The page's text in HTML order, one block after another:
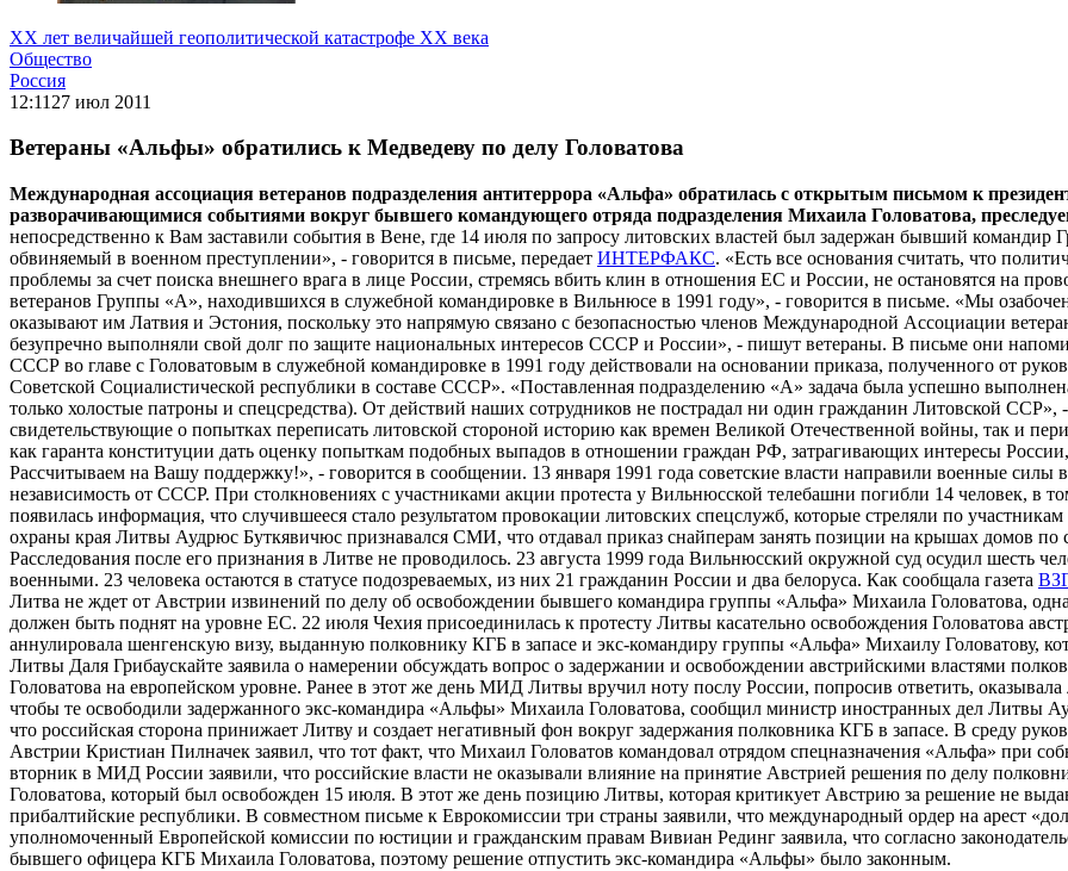
ХХ лет величайшей геополитической катастрофе ХХ века
Общество
Россия
12:11 27 июл 2011
Ветераны «Альфы» обратились к Медведеву по делу Головатова
Международная ассоциация ветеранов подразделения антитеррора «Альфа» обратилась с открытым письмом к
разворачивающимися событиями вокруг бывшего командующего отряда подразделения Михаила Головатова,
непосредственно к Вам заставили события в Вене, где 14 июля по запросу литовских властей был задержан бывший командир
обвиняемый в военном преступлении», - говорится в письме, передает ИНТЕРФАКС. «Есть все основания считать, что
проблемы за счет поиска внешнего врага в лице России, стремясь вбить клин в отношения ЕС и России, не остановятся на
ветеранов Группы «А», находившихся в служебной командировке в Вильнюсе в 1991 году», - говорится в письме. «Мы
оказывают им Латвия и Эстония, поскольку это напрямую связано с безопасностью членов Международной Ассоциации
безупречно выполняли свой долг по защите национальных интересов СССР и России», - пишут ветераны. В письме они
СССР во главе с Головатовым в служебной командировке в 1991 году действовали на основании приказа, полученного от
Советской Социалистической республики в составе СССР». «Поставленная подразделению «А» задача была успешно
только холостые патроны и спецсредства). От действий наших сотрудников не пострадал ни один гражданин Литовской
свидетельствующие о попытках переписать литовской стороной историю как времен Великой Отечественной войны, так и
как гаранта конституции дать оценку попыткам подобных выпадов в отношении граждан РФ, затрагивающих интересы
Рассчитываем на Вашу поддержку!», - говорится в сообщении. 13 января 1991 года советские власти направили военные силы
независимость от СССР. При столкновениях с участниками акции протеста у Вильнюсской телебашни погибли 14 человек, в
появилась информация, что случившееся стало результатом провокации литовских спецслужб, которые стреляли по
охраны края Литвы Аудрюс Буткявичюс признавался СМИ, что отдавал приказ снайперам занять позиции на крышах домов по
Расследования после его признания в Литве не проводилось. 23 августа 1999 года Вильнюсский окружной суд осудил шесть
военными. 23 человека остаются в статусе подозреваемых, из них 21 гражданин России и два белоруса. Как сообщала газета
Литва не ждет от Австрии извинений по делу об освобождении бывшего командира группы «Альфа» Михаила Головатова,
должен быть поднят на уровне ЕС. 22 июля Чехия присоединилась к протесту Литвы касательно освобождения Головатова
аннулировала шенгенскую визу, выданную полковнику КГБ в запасе и экс-командиру группы «Альфа» Михаилу Головатову,
Литвы Даля Грибаускайте заявила о намерении обсуждать вопрос о задержании и освобождении австрийскими властями
Головатова на европейском уровне. Ранее в этот же день МИД Литвы вручил ноту послу России, попросив ответить,
чтобы те освободили задержанного экс-командира «Альфы» Михаила Головатова, сообщил министр иностранных дел Литвы
что российская сторона принижает Литву и создает негативный фон вокруг задержания полковника КГБ в запасе. В среду
Австрии Кристиан Пилначек заявил, что тот факт, что Михаил Головатов командовал отрядом спецназначения «Альфа» при
вторник в МИД России заявили, что российские власти не оказывали влияние на принятие Австрией решения по делу
Головатова, который был освобожден 15 июля. В этот же день позицию Литвы, которая критикует Австрию за решение не
прибалтийские республики. В совместном письме к Еврокомиссии три страны заявили, что международный ордер на арест
уполномоченный Европейской комиссии по юстиции и гражданским правам Вивиан Рединг заявила, что согласно
бывшего офицера КГБ Михаила Головатова, поэтому решение отпустить экс-командира «Альфы» было законным.